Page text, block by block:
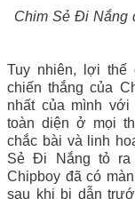
Chim Sẻ Đi Nắng
Tuy nhiên, lợi thế
chiến thắng của
nhất của mình
toàn diện ở mọi
chắc bài và linh
Sẻ Đi Nắng tỏ ra
Chipboy đã có
sau khi bị dẫn